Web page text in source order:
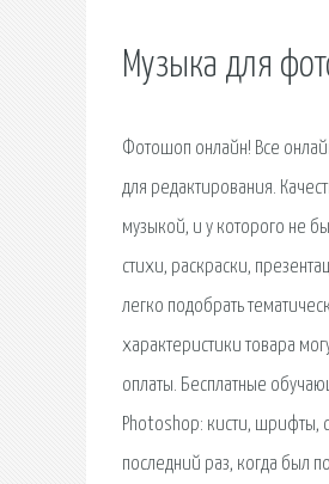
Музыка для
Фотошоп онлайн! Все
для редактирования.
музыкой, и у которого не
стихи, раскраски,
легко подобрать
характеристики товара
оплаты. Бесплатные
Photoshop: кисти, шрифты,
последний раз, когда был